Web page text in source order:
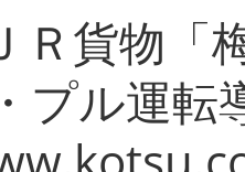
貨物「
プル運転